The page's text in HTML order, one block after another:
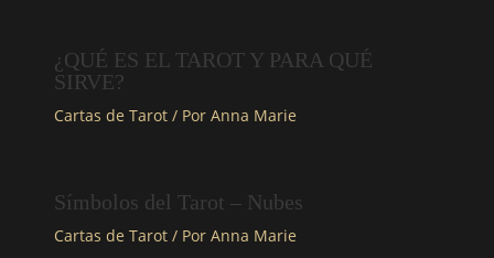
¿QUÉ ES EL TAROT Y PARA QUÉ
SIRVE?
Cartas de Tarot/ Por Anna Marie
Símbolos del Tarot – Nubes
Cartas de Tarot/ Por Anna Marie